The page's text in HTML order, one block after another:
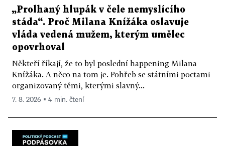
„Prolhaný hlupák v čele nemyslícího
stáda“. Proč Milana Knížáka oslavuje
vláda vedená mužem, kterým umělec
opovrhoval
Někteří říkají, že to byl poslední happening Milana
Knížáka. A něco na tom je. Pohřeb se státními poctami
organizovaný těmi, kterými slavný...
7. 8. 2026 ▪ 4 min. čtení